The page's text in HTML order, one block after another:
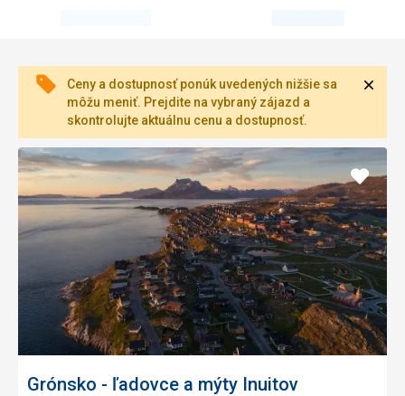
Ceny a dostupnosť ponúk uvedených nižšie sa
môžu meniť. Prejdite na vybraný zájazd a
skontrolujte aktuálnu cenu a dostupnosť.
Grónsko - ľadovce a mýty Inuitov
Pridať
do